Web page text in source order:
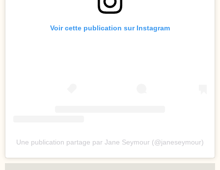
Voir cette publication sur Instagram
Une publication partage par Jane Seymour (@janeseymour)